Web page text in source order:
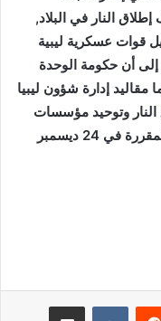
لتحقيق وقف إطلاق النار في البلاد,
قوات عسكرية ليبية
إلى أن حكومة الوحدة
إدارة شؤون ليبيا
النار وتوحيد مؤسسات
الدولة, والتمهيد لإجراء الانتخابات العامة المقررة في 24 ديسمبر